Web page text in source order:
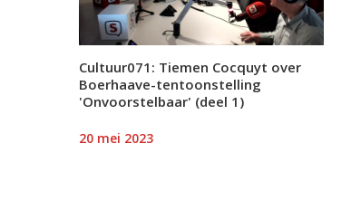
Cultuur071: Tiemen Cocquyt over
Boerhaave-tentoonstelling
'Onvoorstelbaar' (deel 1)
20 mei 2023